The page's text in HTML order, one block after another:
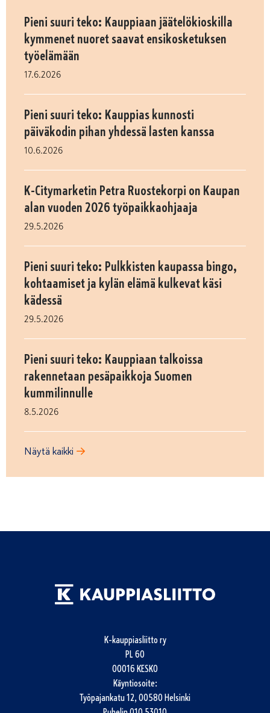
Pieni suuri teko: Kauppiaan jäätelökioskilla
kymmenet nuoret saavat ensikosketuksen
työelämään
17.6.2026
Pieni suuri teko: Kauppias kunnosti
päiväkodin pihan yhdessä lasten kanssa
10.6.2026
K-Citymarketin Petra Ruostekorpi on Kaupan
alan vuoden 2026 työpaikkaohjaaja
29.5.2026
Pieni suuri teko: Pulkkisten kaupassa bingo,
kohtaamiset ja kylän elämä kulkevat käsi
kädessä
29.5.2026
Pieni suuri teko: Kauppiaan talkoissa
rakennetaan pesäpaikkoja Suomen
kummilinnulle
8.5.2026
Näytä kaikki
K-kauppiasliitto ry
PL 60
00016 KESKO
Käyntiosoite:
Työpajankatu 12, 00580 Helsinki